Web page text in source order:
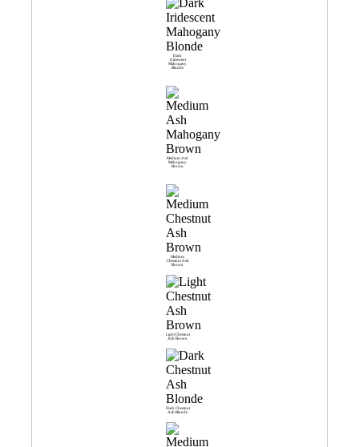
Dark
Iridescent
Mahogany
Blonde
Medium Ash
Mahogany
Brown
Medium
Chestnut Ash
Brown
Light Chestnut
Ash Brown
Dark Chestnut
Ash Blonde